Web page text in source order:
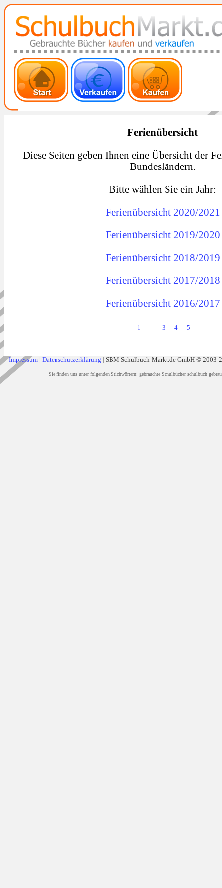
Ferienübersicht
Diese Seiten geben Ihnen eine Übersicht der
Bundesländern.
Bitte wählen Sie ein Jahr:
Ferienübersicht 2020/2021
Ferienübersicht 2019/2020
Ferienübersicht 2018/2019
Ferienübersicht 2017/2018
Ferienübersicht 2016/2017
1 3 4 5
Impressum | Datenschutzerklärung | SBM Schulbuch-Markt.de GmbH © 2003-
Sie finden uns unter folgenden Stichwörtern: gebrauchte Schulbücher schulbuch